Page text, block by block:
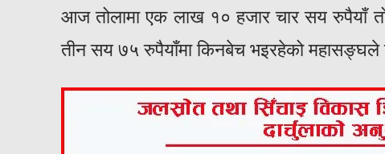
आज तोलामा एक लाख १० हजार चार सय रुपैयाँ
तीन सय ७५ रुपैयाँमा किनबेच भइरहेको महासङ्घले